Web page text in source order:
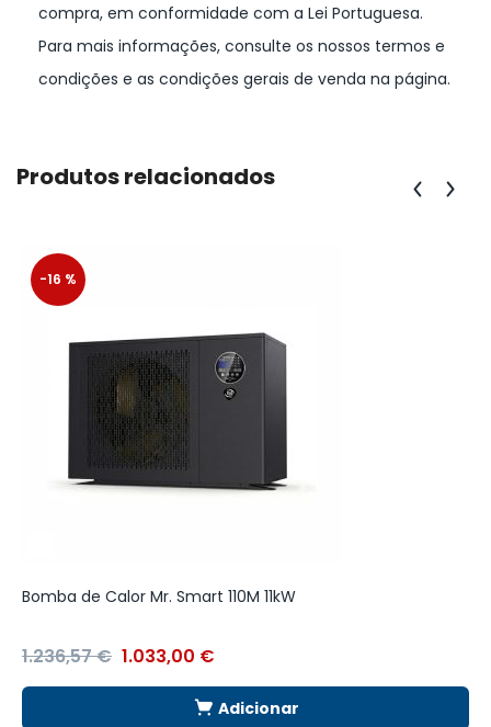
compra, em conformidade com a Lei Portuguesa.
Para mais informações, consulte os nossos termos e
condições e as condições gerais de venda na página.
Produtos relacionados
-16 %
Bomba de Calor Mr. Smart 110M 11kW
1.236,57€ 1.033,00 €
Adicionar